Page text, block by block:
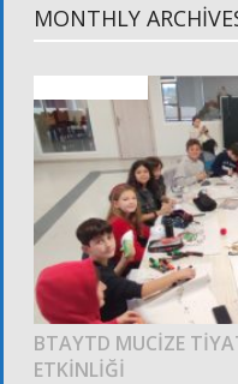
MONTHLY
BTAYTD MUCİZE
ETKİNLİĞİ